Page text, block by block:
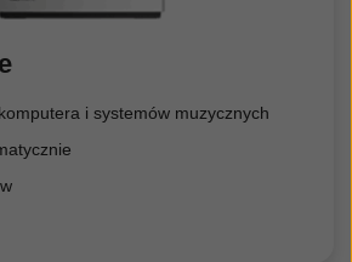
i systemów muzycznych